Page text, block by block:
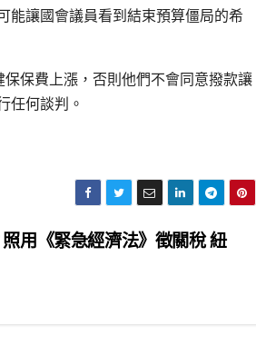
能讓國會議員看到結束預算僵局的希
保費上漲，否則他們不會同意撥款讓
任何談判。
用《緊急經濟法》徵關稅 紐